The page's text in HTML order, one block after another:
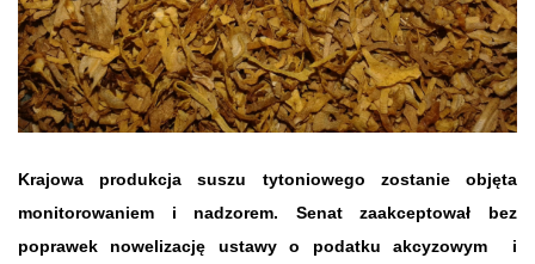
Krajowa produkcja suszu tytoniowego zostanie objęta
monitorowaniem i nadzorem. Senat zaakceptował bez
poprawek nowelizację ustawy o podatku akcyzowym i